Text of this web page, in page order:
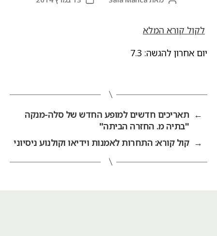
לקול קורא המלא
יום אחרון להגשה: 7.3
← תאריכים חדשים למופע החדש של סלה-מנקה
"בתיה מ. החזרה הביתה"
→ קול קורא: התחרות לאמנות וידיאו וקולנוע ניסיוני